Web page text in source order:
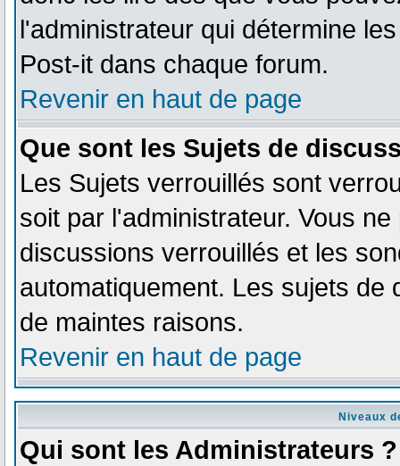
l'administrateur qui détermine
Post-it dans chaque forum.
Revenir en haut de page
Que sont les Sujets de
Les Sujets verrouillés sont
soit par l'administrateur. Vous
discussions verrouillés et les
automatiquement. Les sujets
de maintes raisons.
Revenir en haut de page
Niveaux
Qui sont les Administrateurs ?